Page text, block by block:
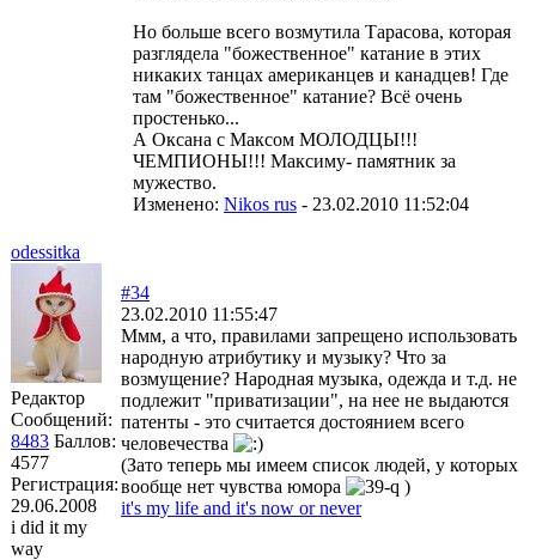
Но больше всего возмутила Тарасова, которая
разглядела "божественное" катание в этих
никаких танцах американцев и канадцев! Где
там "божественное" катание? Всё очень
простенько...
А Оксана с Максом МОЛОДЦЫ!!!
ЧЕМПИОНЫ!!! Максиму- памятник за
мужество.
Изменено: Nikоs rus - 23.02.2010 11:52:04
odessitka
Редактор
Сообщений:
8483 Баллов:
4577
Регистрация:
29.06.2008
i did it my
way
#34
23.02.2010 11:55:47
Ммм, а что, правилами запрещено использовать
народную атрибутику и музыку? Что за
возмущение? Народная музыка, одежда и т.д. не
подлежит "приватизации", на нее не выдаются
патенты - это считается достоянием всего
человечества
(Зато теперь мы имеем список людей, у которых
вообще нет чувства юмора
)
it's my life and it's now or never